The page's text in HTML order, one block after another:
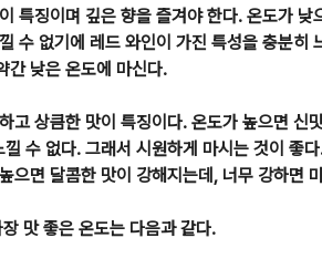
특징이며 깊은 향을 즐겨야 한다. 온도가 낮
수 없기에 레드 와인이 가진 특성을 충분히
간 낮은 온도에 마신다.
고 상큼한 맛이 특징이다. 온도가 높으면 신
수 없다. 그래서 시원하게 마시는 것이 좋
으면 달콤한 맛이 강해지는데, 너무 강하면
맛 좋은 온도는 다음과 같다.